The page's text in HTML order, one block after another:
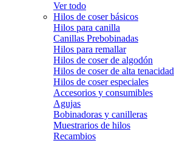
Ver todo
Hilos de coser básicos
Hilos para canilla
Canillas Prebobinadas
Hilos para remallar
Hilos de coser de algodón
Hilos de coser de alta tenacidad
Hilos de coser especiales
Accesorios y consumibles
Agujas
Bobinadoras y canilleras
Muestrarios de hilos
Recambios